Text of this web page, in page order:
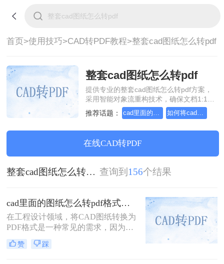
首页>使用技巧>CAD转PDF教程>整套cad图纸怎么转pdf
整套cad图纸怎么转pdf
提供专业的整套cad图纸怎么转pdf方案，
采用智能对象流重构技术，确保文档1:1高
保真还原且排版不乱码。支持一键批量处
理，全链路 SSL 加密保障隐私安全。助您
装，高效办公。
推荐话题： cad里面的图纸怎么转pdf格式 如何将cad转成pdf格式，分享一种简单的方法
在线CAD转PDF
整套cad图纸怎么转pdf 查询到 156个结果
cad里面的图纸怎么转pdf格式？试试这3种方法！
在工程设计领域，将CAD图纸转换为
PDF格式是一种常见的需求，因为
PDF格式具有跨平台兼容性好、文件
体积小、易于分享和打印等优点。那
赞 踩